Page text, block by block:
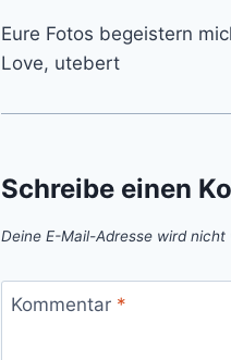
Eure Fotos begeistern
Love, utebert
Schreibe einen
Deine E-Mail-Adresse wird
Kommentar *